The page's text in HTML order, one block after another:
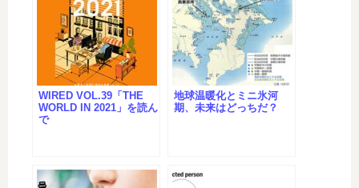
WIRED VOL.39「THE
WORLD IN 2021」を読ん
で
地球温暖化とミニ氷河
期、未来はどっちだ？